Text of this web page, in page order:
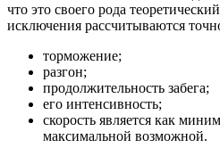
что это своего рода
исключения рассчитываются
торможение;
разгон;
продолжительность забега;
его интенсивность;
скорость является как
максимальной возможной.